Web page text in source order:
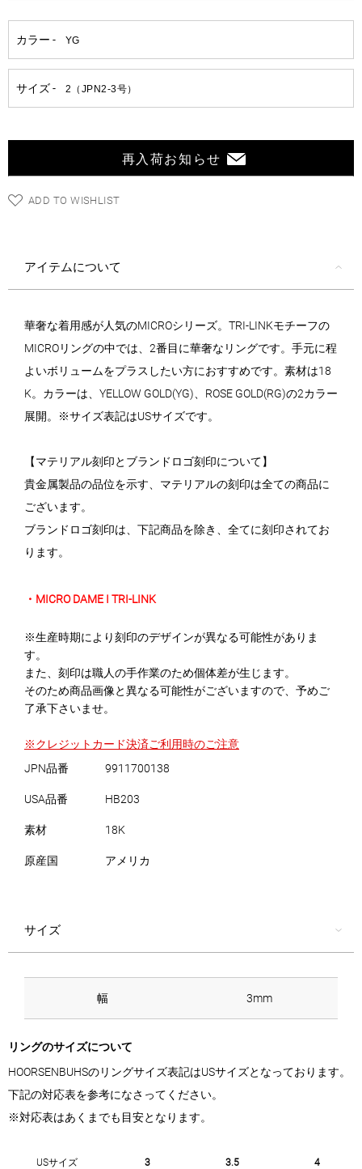
再入荷お知らせ
ADD TO WISHLIST
アイテムについて
華奢な着用感が人気のMICROシリーズ。TRI-LINKモチーフの
MICROリングの中では、2番目に華奢なリングです。手元に程
よいボリュームをプラスしたい方におすすめです。素材は18
K。カラーは、YELLOW GOLD(YG)、ROSE GOLD(RG)の2カラー
展開。※サイズ表記はUSサイズです。
【マテリアル刻印とブランドロゴ刻印について】
貴金属製品の品位を示す、マテリアルの刻印は全ての商品に
ございます。
ブランドロゴ刻印は、下記商品を除き、全てに刻印されてお
ります。
・MICRO DAME I TRI-LINK
※生産時期により刻印のデザインが異なる可能性がありま
す。
また、刻印は職人の手作業のため個体差が生じます。
そのため商品画像と異なる可能性がございますので、予めご
了承下さいませ。
※クレジットカード決済ご利用時のご注意
JPN品番
9911700138
USA品番 HB203
素材 18K
原産国 アメリカ
サイズ
幅 3mm
リングのサイズについて
HOORSENBUHSのリングサイズ表記はUSサイズとなっております。
下記の対応表を参考になさってください。
※対応表はあくまでも目安となります。
USサイズ 3 3.5 4